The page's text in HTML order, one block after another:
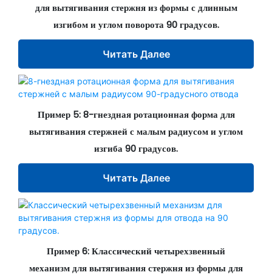
для вытягивания стержня из формы с длинным
изгибом и углом поворота 90 градусов.
Читать Далее
Пример 5: 8-гнездная ротационная форма для
вытягивания стержней с малым радиусом и углом
изгиба 90 градусов.
Читать Далее
Пример 6: Классический четырехзвенный
механизм для вытягивания стержня из формы для